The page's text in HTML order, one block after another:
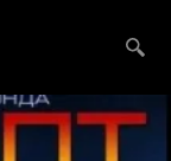
Искать